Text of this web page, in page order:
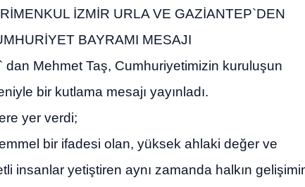
İZMİR URLA VE GAZİANTEP`DEN
BAYRAMI MESAJI
dan Mehmet Taş, Cumhuriyetimizin kuruluşun
bir kutlama mesajı yayınladı.
yer verdi;
bir ifadesi olan, yüksek ahlaki değer ve
insanlar yetiştiren aynı zamanda halkın